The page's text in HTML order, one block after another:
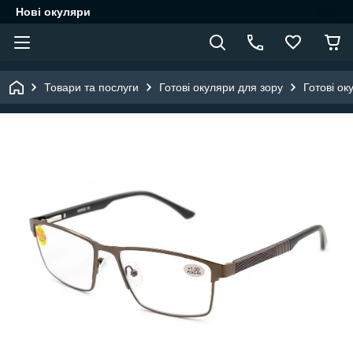
Нові окуляри
Товари та послуги Готові окуляри для зору Готові